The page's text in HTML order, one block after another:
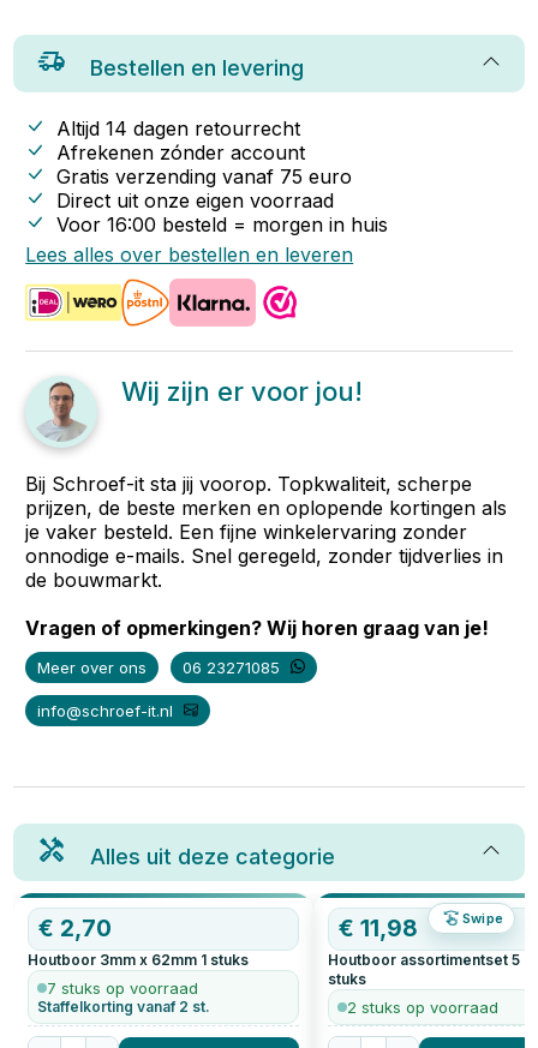
Bestellen en levering
Altijd 14 dagen retourrecht
Afrekenen zónder account
Gratis verzending vanaf 75 euro
Direct uit onze eigen voorraad
Voor 16:00 besteld = morgen in huis
Lees alles over bestellen en leveren
Wij zijn er voor jou!
Bij Schroef-it sta jij voorop. Topkwaliteit, scherpe
prijzen, de beste merken en oplopende kortingen als
je vaker besteld. Een fijne winkelervaring zonder
onnodige e-mails. Snel geregeld, zonder tijdverlies in
de bouwmarkt.
Vragen of opmerkingen? Wij horen graag van je!
Meer over ons 06 23271085
info@schroef-it.nl
Alles uit deze categorie
Swipe
€ 2,70
Houtboor 3mm x 62mm 1 stuks
7 stuks op voorraad
Staffelkorting vanaf 2 st.
€11,98
Houtboor assortimentset 5
stuks
2 stuks op voorraad